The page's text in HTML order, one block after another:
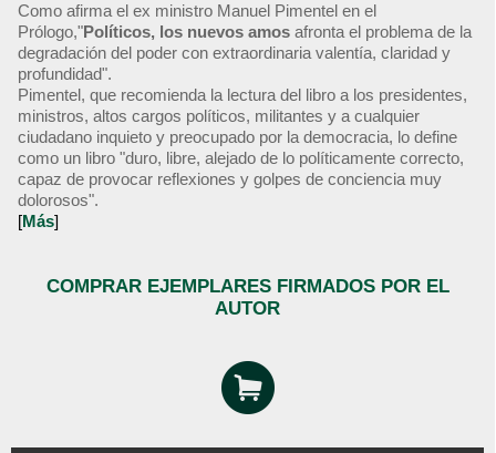
Como afirma el ex ministro Manuel Pimentel en el
Prólogo,"Políticos, los nuevos amos afronta el problema de la
degradación del poder con extraordinaria valentía, claridad y
profundidad".
Pimentel, que recomienda la lectura del libro a los presidentes,
ministros, altos cargos políticos, militantes y a cualquier
ciudadano inquieto y preocupado por la democracia, lo define
como un libro "duro, libre, alejado de lo políticamente correcto,
capaz de provocar reflexiones y golpes de conciencia muy
dolorosos".
[Más]
COMPRAR EJEMPLARES FIRMADOS POR EL
AUTOR